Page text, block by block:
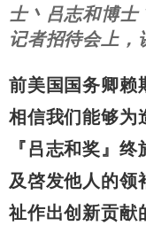
士丶吕志和博士
记者招待会上，
前美国国务卿赖
相信我们能够为
『吕志和奖』
及啓发他人的领
祉作出创新贡献